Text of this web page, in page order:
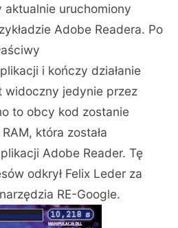
uruchomiony
Adobe Readera. Po
i kończy działanie
widoczny jedynie przez
to obcy kod zostanie
która została
Adobe Reader. Tę
odkrył Felix Leder za
RE-Google.